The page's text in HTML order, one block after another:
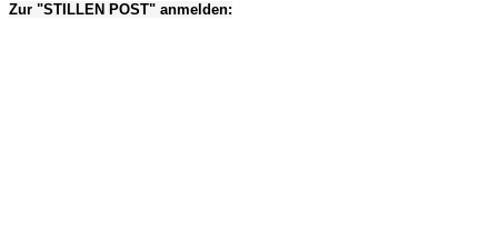
Zur "STILLEN POST" anmelden: